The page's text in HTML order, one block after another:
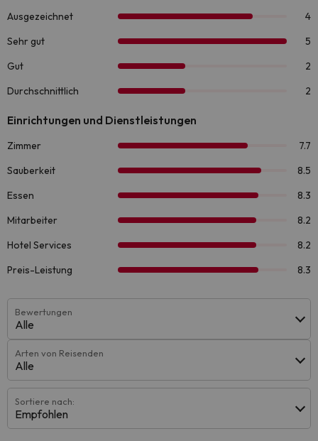
Bewertungen
Alle
Arten von Reisenden
Alle
Sortiere nach:
Empfohlen